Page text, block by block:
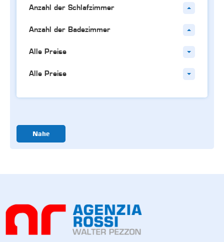
Anzahl der Schlafzimmer
Anzahl der Badezimmer
Alle Preise
Alle Preise
Nahe